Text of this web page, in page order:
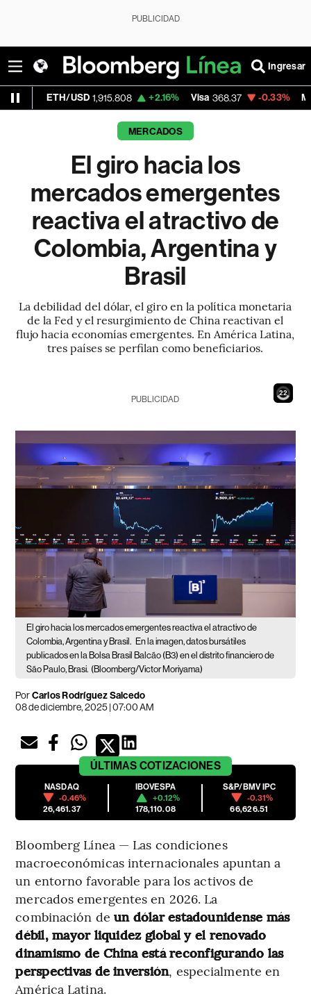
PUBLICIDAD
Ingresar
1,915.808 +2.16% Visa 368.37 -0.33% MercadoLibre
MERCADOS
El giro hacia los
mercados emergentes
reactiva el atractivo de
Colombia, Argentina y
Brasil
La debilidad del dólar, el giro en la política monetaria
de la Fed y el resurgimiento de China reactivan el
flujo hacia economías emergentes. En América Latina,
tres países se perfilan como beneficiarios.
20
PUBLICIDAD
El giro hacia los mercados emergentes reactiva el atractivo de
Colombia, Argentina y Brasil. En la imagen, datos bursátiles
publicados en la Bolsa Brasil Balcão (B3) en el distrito financiero de
São Paulo, Brasi. (Bloomberg/Victor Moriyama)
PorCarlos Rodríguez Salcedo
08 de diciembre, 2025 | 07:00 AM
ÚLTIMAS COTIZACIONES
NASDAQ
-0.46%
26,461.37
IBOVESPA
+0.12%
178,110.08
S&P/BMV IPC
-0.31%
66,626.51
Bloomberg Línea — Las condiciones
macroeconómicas internacionales apuntan a
un entorno favorable para los activos de
mercados emergentes en 2026. La
combinación de un dólar estadounidense más
débil, mayor liquidez global y el renovado
dinamismo de China está reconfigurando las
perspectivas de inversión, especialmente en
América Latina.